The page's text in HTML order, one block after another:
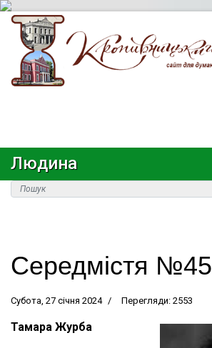
Людина
Середмістя №45
Субота, 27 січня 2024 Перегляди: 2553
Тамара Журба